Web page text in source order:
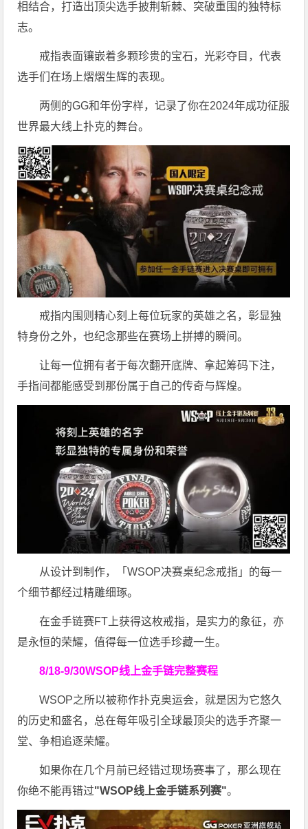
相结合，打造出顶尖选手披荆斩棘、突破重围的独特标
志。
戒指表面镶嵌着多颗珍贵的宝石，光彩夺目，代表
选手们在场上熠熠生辉的表现。
两侧的GG和年份字样，记录了你在2024年成功征服
世界最大线上扑克的舞台。
戒指内围则精心刻上每位玩家的英雄之名，彰显独
特身份之外，也纪念那些在赛场上拼搏的瞬间。
让每一位拥有者于每次翻开底牌、拿起筹码下注，
手指间都能感受到那份属于自己的传奇与辉煌。
从设计到制作，「WSOP决赛桌纪念戒指」的每一
个细节都经过精雕细琢。
在金手链赛FT上获得这枚戒指，是实力的象征，亦
是永恒的荣耀，值得每一位选手珍藏一生。
8/18-9/30WSOP线上金手链完整赛程
WSOP之所以被称作扑克奥运会，就是因为它悠久
的历史和盛名，总在每年吸引全球最顶尖的选手齐聚一
堂、争相追逐荣耀。
如果你在几个月前已经错过现场赛事了，那么现在
你绝不能再错过"WSOP线上金手链系列赛"。